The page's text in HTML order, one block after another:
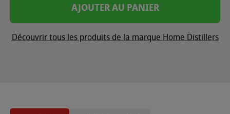
AJOUTER AU PANIER
Découvrir tous les produits de la marque Home Distillers